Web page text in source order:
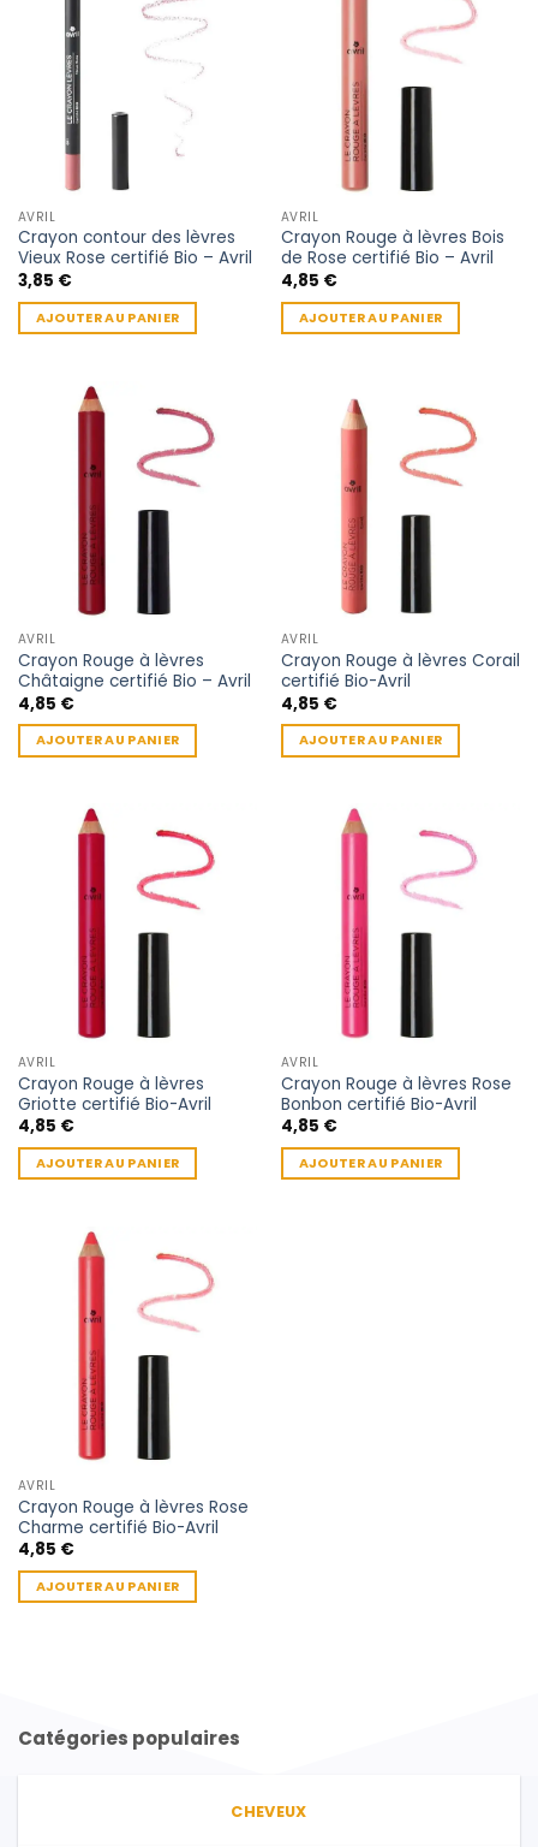
AVRIL
Crayon contour des lèvres
Vieux Rose certifié Bio – Avril
3,85 €
AJOUTER AU PANIER
AVRIL
Crayon Rouge à lèvres Bois
de Rose certifié Bio – Avril
4,85 €
AJOUTER AU PANIER
AVRIL
Crayon Rouge à lèvres
Châtaigne certifié Bio – Avril
4,85 €
AJOUTER AU PANIER
AVRIL
Crayon Rouge à lèvres Corail
certifié Bio-Avril
4,85 €
AJOUTER AU PANIER
AVRIL
Crayon Rouge à lèvres
Griotte certifié Bio-Avril
4,85 €
AJOUTER AU PANIER
AVRIL
Crayon Rouge à lèvres Rose
Bonbon certifié Bio-Avril
4,85 €
AJOUTER AU PANIER
AVRIL
Crayon Rouge à lèvres Rose
Charme certifié Bio-Avril
4,85 €
AJOUTER AU PANIER
Catégories populaires
CHEVEUX